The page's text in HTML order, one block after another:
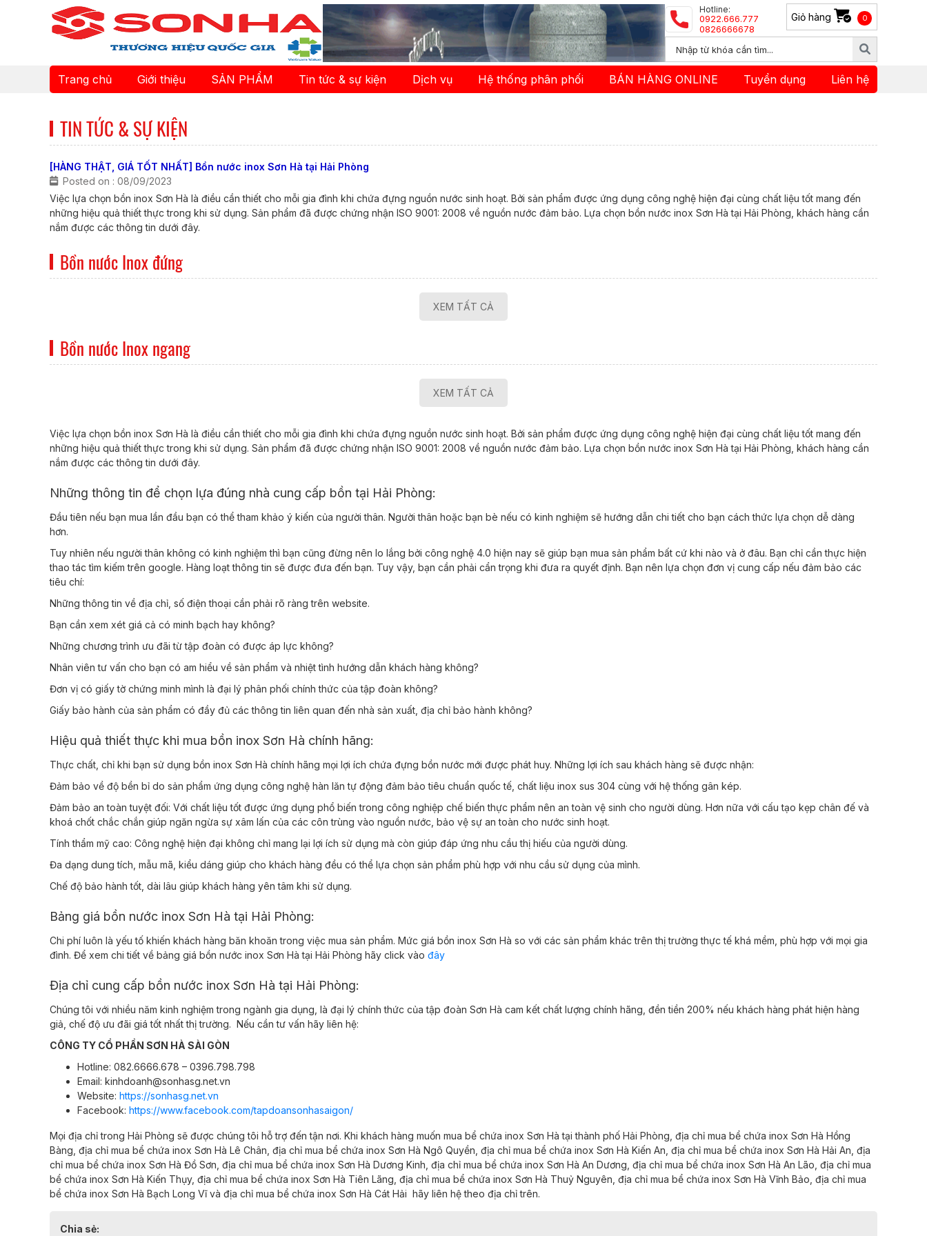
Hotline:
0922.666.777
0826666678
Giỏ hàng 0
Trang chủ Giới thiệu SẢN PHẨM Tin tức & sự kiện Dịch vụ Hệ thống phân phối BÁN HÀNG ONLINE Tuyển dụng Liên hệ
TIN TỨC & SỰ KIỆN
[HÀNG THẬT, GIÁ TỐT NHẤT] Bồn nước inox Sơn Hà tại Hải Phòng
Posted on : 08/09/2023
Việc lựa chọn bồn inox Sơn Hà là điều cần thiết cho mỗi gia đình khi chứa đựng nguồn nước sinh hoạt. Bởi sản phẩm được ứng dụng công nghệ hiện đại cùng chất liệu tốt mang đến
những hiệu quả thiết thực trong khi sử dụng. Sản phẩm đã được chứng nhận ISO 9001: 2008 về nguồn nước đảm bảo. Lựa chọn bồn nước inox Sơn Hà tại Hải Phòng, khách hàng cần
nắm được các thông tin dưới đây.
Bồn nước Inox đứng
XEM TẤT CẢ
Bồn nước Inox ngang
XEM TẤT CẢ
Việc lựa chọn bồn inox Sơn Hà là điều cần thiết cho mỗi gia đình khi chứa đựng nguồn nước sinh hoạt. Bởi sản phẩm được ứng dụng công nghệ hiện đại cùng chất liệu tốt mang đến
những hiệu quả thiết thực trong khi sử dụng. Sản phẩm đã được chứng nhận ISO 9001: 2008 về nguồn nước đảm bảo. Lựa chọn bồn nước inox Sơn Hà tại Hải Phòng, khách hàng cần
nắm được các thông tin dưới đây.
Những thông tin để chọn lựa đúng nhà cung cấp bồn tại Hải Phòng:
Đầu tiên nếu bạn mua lần đầu bạn có thể tham khảo ý kiến của người thân. Người thân hoặc bạn bè nếu có kinh nghiệm sẽ hướng dẫn chi tiết cho bạn cách thức lựa chọn dễ dàng
hơn.
Tuy nhiên nếu người thân không có kinh nghiệm thì bạn cũng đừng nên lo lắng bởi công nghệ 4.0 hiện nay sẽ giúp bạn mua sản phẩm bất cứ khi nào và ở đâu. Bạn chỉ cần thực hiện
thao tác tìm kiếm trên google. Hàng loạt thông tin sẽ được đưa đến bạn. Tuy vậy, bạn cần phải cẩn trọng khi đưa ra quyết định. Bạn nên lựa chọn đơn vị cung cấp nếu đảm bảo các
tiêu chí:
Những thông tin về địa chỉ, số điện thoại cần phải rõ ràng trên website.
Bạn cần xem xét giá cả có minh bạch hay không?
Những chương trình ưu đãi từ tập đoàn có được áp lực không?
Nhân viên tư vấn cho bạn có am hiểu về sản phẩm và nhiệt tình hướng dẫn khách hàng không?
Đơn vị có giấy tờ chứng minh mình là đại lý phân phối chính thức của tập đoàn không?
Giấy bảo hành của sản phẩm có đầy đủ các thông tin liên quan đến nhà sản xuất, địa chỉ bảo hành không?
Hiệu quả thiết thực khi mua bồn inox Sơn Hà chính hãng:
Thực chất, chỉ khi bạn sử dụng bồn inox Sơn Hà chính hãng mọi lợi ích chứa đựng bồn nước mới được phát huy. Những lợi ích sau khách hàng sẽ được nhận:
Đảm bảo về độ bền bỉ do sản phẩm ứng dụng công nghệ hàn lăn tự động đảm bảo tiêu chuẩn quốc tế, chất liệu inox sus 304 cùng với hệ thống gân kép.
Đảm bảo an toàn tuyệt đối: Với chất liệu tốt được ứng dụng phổ biến trong công nghiệp chế biến thực phẩm nên an toàn vệ sinh cho người dùng. Hơn nữa với cấu tạo kẹp chân đế và
khoá chốt chắc chắn giúp ngăn ngừa sự xâm lấn của các côn trùng vào nguồn nước, bảo vệ sự an toàn cho nước sinh hoạt.
Tính thẩm mỹ cao: Công nghệ hiện đại không chỉ mang lại lợi ích sử dụng mà còn giúp đáp ứng nhu cầu thị hiếu của người dùng.
Đa dạng dung tích, mẫu mã, kiểu dáng giúp cho khách hàng đều có thể lựa chọn sản phẩm phù hợp với nhu cầu sử dụng của mình.
Chế độ bảo hành tốt, dài lâu giúp khách hàng yên tâm khi sử dụng.
Bảng giá bồn nước inox Sơn Hà tại Hải Phòng:
Chi phí luôn là yếu tố khiến khách hàng băn khoăn trong việc mua sản phẩm. Mức giá bồn inox Sơn Hà so với các sản phẩm khác trên thị trường thực tế khá mềm, phù hợp với mọi gia
đình. Để xem chi tiết về bảng giá bồn nước inox Sơn Hà tại Hải Phòng hãy click vào đây
Địa chỉ cung cấp bồn nước inox Sơn Hà tại Hải Phòng:
Chúng tôi với nhiều năm kinh nghiệm trong ngành gia dụng, là đại lý chính thức của tập đoàn Sơn Hà cam kết chất lượng chính hãng, đền tiền 200% nếu khách hàng phát hiện hàng
giả, chế độ ưu đãi giá tốt nhất thị trường. Nếu cần tư vấn hãy liên hệ:
CÔNG TY CỔ PHẦN SƠN HÀ SÀI GÒN
Hotline: 082.6666.678 – 0396.798.798
Email: kinhdoanh@sonhasg.net.vn
Website: https://sonhasg.net.vn
Facebook: https://www.facebook.com/tapdoansonhasaigon/
Mọi địa chỉ trong Hải Phòng sẽ được chúng tôi hỗ trợ đến tận nơi. Khi khách hàng muốn mua bể chứa inox Sơn Hà tạithành phố Hải Phòng, địa chỉ mua bể chứa inox Sơn Hà Hồng
Bàng, địa chỉ mua bể chứa inox Sơn Hà Lê Chân, địa chỉ mua bể chứa inox Sơn Hà Ngô Quyền, địa chỉ mua bể chứa inox Sơn Hà Kiến An, địa chỉ mua bể chứa inox Sơn Hà Hải An, địa
chỉ mua bể chứa inox Sơn Hà Đồ Sơn, địa chỉ mua bể chứa inox Sơn Hà Dương Kinh, địa chỉ mua bể chứa inox Sơn Hà An Dương, địa chỉ mua bể chứa inox Sơn Hà An Lão, địa chỉ mua
bể chứa inox Sơn Hà Kiến Thụy, địa chỉ mua bể chứa inox Sơn Hà Tiên Lãng, địa chỉ mua bể chứa inox Sơn Hà Thuỷ Nguyên, địa chỉ mua bể chứa inox Sơn Hà Vĩnh Bảo, địa chỉ mua
bể chứa inox Sơn Hà Bạch Long Vĩ và địa chỉ mua bể chứa inox Sơn Hà Cát Hải hãy liên hệ theo địa chỉ trên.
Chia sẻ: